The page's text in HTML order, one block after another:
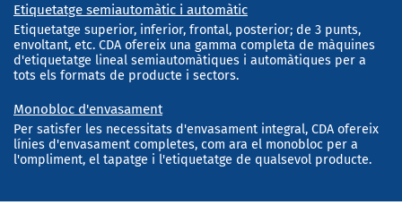
Etiquetatge semiautomàtic i automàtic
Etiquetatge superior, inferior, frontal, posterior; de 3 punts,
envoltant, etc. CDA ofereix una gamma completa de màquines
d'etiquetatge lineal semiautomàtiques i automàtiques per a
tots els formats de producte i sectors.
Monobloc d'envasament
Per satisfer les necessitats d'envasament integral, CDA ofereix
línies d'envasament completes, com ara el monobloc per a
l'ompliment, el tapatge i l'etiquetatge de qualsevol producte.